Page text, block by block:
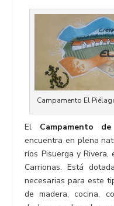
Campamento El
El Campamento
encuentra en plena
ríos Pisuerga y
Carrionas. Está
necesarias para este
de madera, cocina,